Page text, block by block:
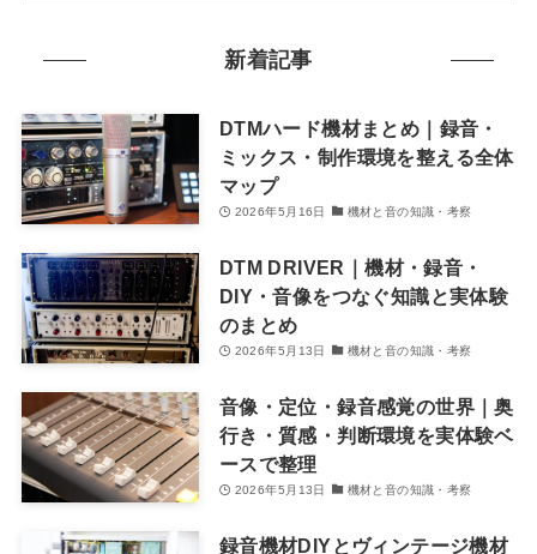
新着記事
DTMハード機材まとめ｜録音・
ミックス・制作環境を整える全体
マップ
2026年5月16日 機材と音の知識・考察
DTM DRIVER｜機材・録音・
DIY・音像をつなぐ知識と実体験
のまとめ
2026年5月13日 機材と音の知識・考察
音像・定位・録音感覚の世界｜奥
行き・質感・判断環境を実体験ベ
ースで整理
2026年5月13日 機材と音の知識・考察
録音機材DIYとヴィンテージ機材